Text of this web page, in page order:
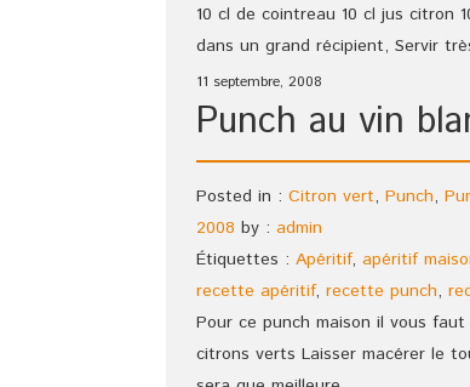
10 cl de cointreau 10 cl jus citron
dans un grand récipient, Servir
11 septembre, 2008
Punch au vin
Posted in : Citron vert, Punch,
2008 by : admin
Étiquettes : Apéritif, apéritif
recette apéritif, recette punch,
Pour ce punch maison il vous
citrons verts Laisser macérer le